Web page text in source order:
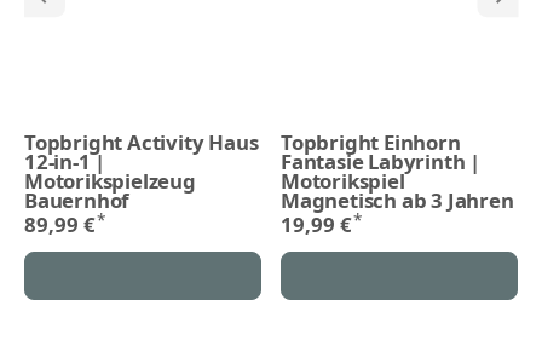
Topbright Activity Haus
12-in-1 |
Motorikspielzeug
Bauernhof
89,99 €*
Topbright Einhorn
Fantasie Labyrinth |
Motorikspiel
Magnetisch ab 3 Jahren
19,99 €*